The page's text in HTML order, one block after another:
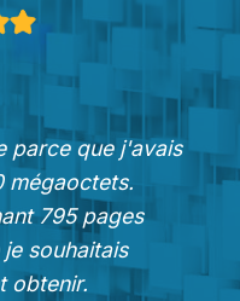
parce que j'avais
mégaoctets.
795 pages
souhaitais
obtenir.